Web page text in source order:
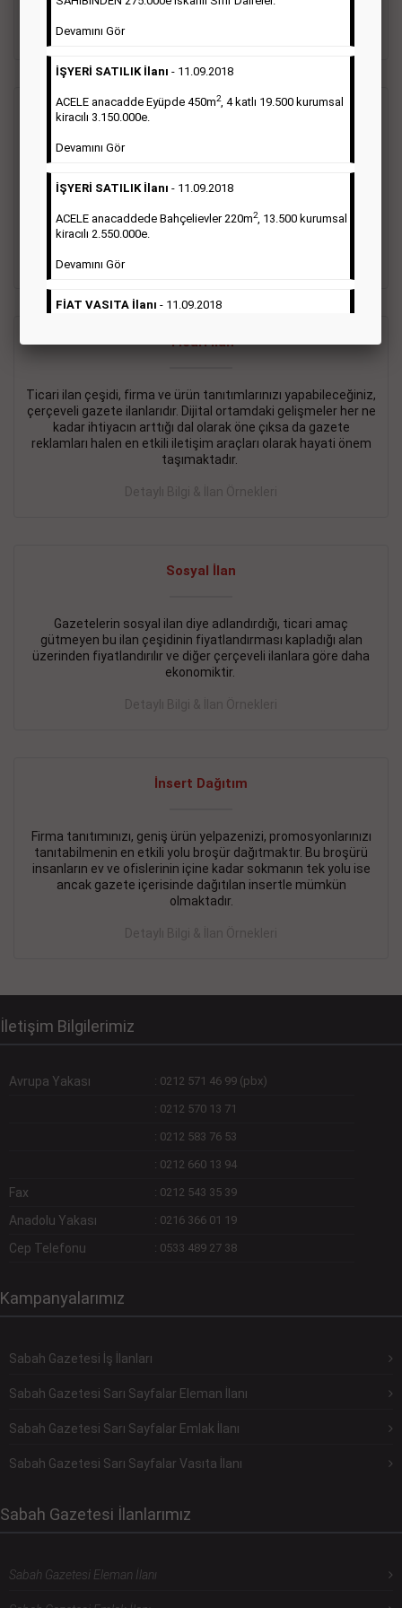
Detaylı Bilgi & İlan Örnekleri
Vasıta İlanı
Sarı sayfa ilanlar alım- satım, duyuru, mini reklam şeklinde
ifade edilebilen ilanlardır. Gazetelerin tirajını önemli ölçüde
etkilerler ve gazete gelirlerinin de önemli bir bölümünü
oluştururlar.Sabah sarı sayfa eleman ilanlarında 6 kelime
sayısı şartı aranmamaktadır.
Detaylı Bilgi & İlan Örnekleri
Ticari İlan
Ticari ilan çeşidi, firma ve ürün tanıtımlarınızı yapabileceğiniz,
çerçeveli gazete ilanlarıdır. Dijital ortamdaki gelişmeler her ne
kadar ihtiyacın arttığı dal olarak öne çıksa da gazete
reklamları halen en etkili iletişim araçları olarak hayati önem
taşımaktadır.
Detaylı Bilgi & İlan Örnekleri
Sosyal İlan
Gazetelerin sosyal ilan diye adlandırdığı, ticari amaç
gütmeyen bu ilan çeşidinin fiyatlandırması kapladığı alan
üzerinden fiyatlandırılır ve diğer çerçeveli ilanlara göre daha
ekonomiktir.
Detaylı Bilgi & İlan Örnekleri
İnsert Dağıtım
Firma tanıtımınızı, geniş ürün yelpazenizi, promosyonlarınızı
tanıtabilmenin en etkili yolu broşür dağıtmaktır. Bu broşürü
insanların ev ve ofislerinin içine kadar sokmanın tek yolu ise
ancak gazete içerisinde dağıtılan insertle mümkün
olmaktadır.
Detaylı Bilgi & İlan Örnekleri
İletişim Bilgilerimiz
Avrupa Yakası : 0212 571 46 99 (pbx)
: 0212 570 13 71
: 0212 583 76 53
: 0212 660 13 94
Fax : 0212 543 35 39
Anadolu Yakası : 0216 366 01 19
Cep Telefonu : 0533 489 27 38
Kampanyalarımız
Sabah Gazetesi İş İlanları
Sabah Gazetesi Sarı Sayfalar Eleman İlanı
Sabah Gazetesi Sarı Sayfalar Emlak İlanı
Sabah Gazetesi Sarı Sayfalar Vasıta İlanı
Sabah Gazetesi İlanlarımız
Sabah Gazetesi Eleman İlanı
Devamını Gör
İŞYERİ SATILIK İlanı - 11.09.2018
ACELE anacadde Eyüpde 450m2, 4 katlı 19.500 kurumsal
kiracılı 3.150.000e.
Devamını Gör
İŞYERİ SATILIK İlanı - 11.09.2018
ACELE anacaddede Bahçelievler 220m2, 13.500 kurumsal
kiracılı 2.550.000e.
Devamını Gör
FİAT VASITA İlanı - 11.09.2018
2.800.000e kurumsal mağaza.
BAKIRKÖY SATILIK İlanı- 11.09.2018
KARTALTEPEde kelepir 2+ 1 satılık daire
İŞYERİ KİRALIK İlanı - 11.09.2018
BEYLİKDÜZÜ Kavaklıda 4 katlı bina
DEVREMÜLK KİRALIK İlanı- 11.09.2018
SİNYE Tekstile Şoförlüğü olan 35 yaşını aşmamış, Depo
elemanı alınacaktır. Osmanbey, Şişli
Devamını Gör